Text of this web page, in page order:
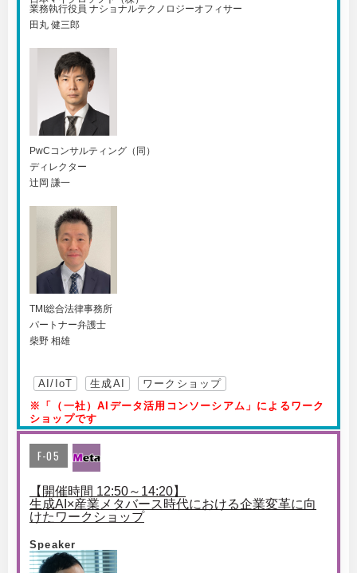
業務執行役員 ナショナルテクノロジーオフィサー
田丸 健三郎
PwCコンサルティング（同）
ディレクター
辻岡 謙一
TMI総合法律事務所
パートナー弁護士
柴野 相雄
AI/IoT 生成AI
ワークショップ
※「（一社）AIデータ活用コンソーシアム」によるワーク
ショップです
F-05
【開催時間 12:50～14:20】
生成AI×産業メタバース時代における企業変革に向
けたワークショップ
Speaker